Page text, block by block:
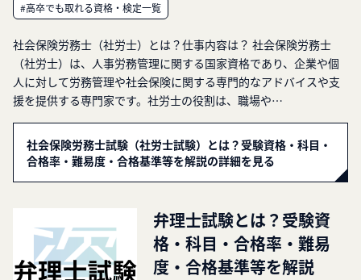
#高卒でも取れる資格・検定一覧
社会保険労務士（社労士）とは？仕事内容は？ 社会保険労務士
（社労士）は、人事労務管理に関する国家資格であり、企業や個
人に対して労務管理や社会保険に関する専門的なアドバイスや支
援を提供する専門家です。社労士の役割は、職場や…
社会保険労務士試験（社労士試験）とは？受験資格・科目・
合格率・難易度・合格基準等を解説の詳細を見る
弁理士試験とは？受験資
格・科目・合格率・難易
度・合格基準等を解説